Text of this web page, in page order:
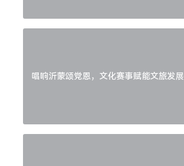
唱响沂蒙颂党恩，文化赛事赋能文旅发展